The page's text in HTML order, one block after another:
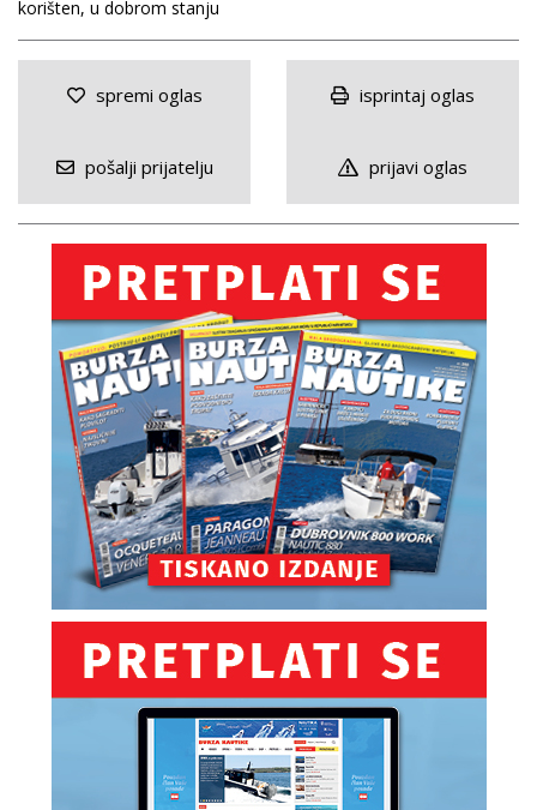
korišten, u dobrom stanju
spremi oglas isprintaj oglas
pošalji prijatelju prijavi oglas